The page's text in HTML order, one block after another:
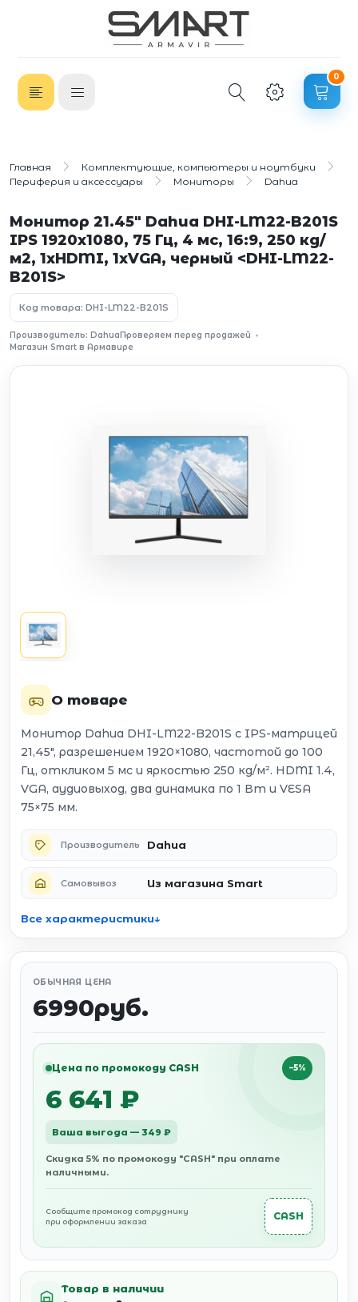
0
Главная
Комплектующие, компьютеры и ноутбуки
Периферия и аксессуары
Мониторы Dahua
Монитор 21.45" Dahua DHI-LM22-B201S
IPS 1920x1080, 75 Гц, 4 мс, 16:9, 250 кд/
м2, 1xHDMI, 1xVGA, черный <DHI-LM22-
B201S>
Код товара: DHI-LM22-B201S
Производитель: DahuaПроверяем перед продажей
Магазин Smart в Армавире
О товаре
Монитор Dahua DHI-LM22-B201S с IPS-матрицей
21,45″, разрешением 1920×1080, частотой до 100
Гц, откликом 5 мс и яркостью 250 кд/м². HDMI 1.4,
VGA, аудиовыход, два динамика по 1 Вт и VESA
75×75 мм.
Производитель Dahua
Самовывоз Из магазина Smart
Все характеристики
ОБЫЧНАЯ ЦЕНА
6990руб.
Цена по промокоду CASH −5%
6 641 ₽
Ваша выгода — 349 ₽
Скидка 5% по промокоду "CASH" при оплате
наличными.
Сообщите промокод сотруднику
при оформлении заказа
CASH
Товар в наличии